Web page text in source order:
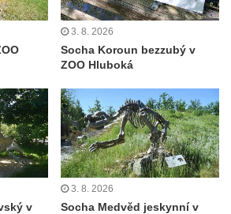
Kamenice
Komenského na domě
v Sadech
v Teplicích
Tierpark Chemnitz
v Tierpark Chemnitz
Chemnitz
v Tierpark Chemnitz
3. 8. 2026
Socha Koroun bezzubý v
ZOO Hluboká
v
3. 8. 2026
Socha Medvěd jeskynní v